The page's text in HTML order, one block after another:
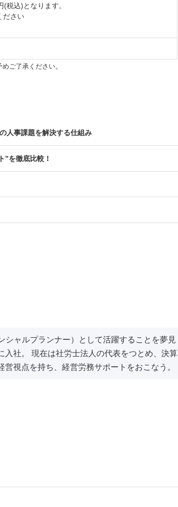
税込)となります。
ださい
ご了承ください。
人事課題を解決する仕組み
”を徹底比較！
シャルプランナー）として活躍することを夢見
入社。 現在は社労士法人の代表をつとめ、決算
視点を持ち、経営労務サポートをおこなう。